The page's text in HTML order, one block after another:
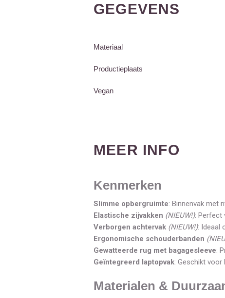
GEGEVENS
Materiaal
Productieplaats
Vegan
MEER INFO
Kenmerken
Slimme opbergruimte: Binnenvak met
Elastische zijvakken (NIEUW!): Perfect
Verborgen achtervak (NIEUW!): Ideaal
Ergonomische schouderbanden
Gewatteerde rug met bagagesleeve:
Geïntegreerd laptopvak: Geschikt voor
Materialen &